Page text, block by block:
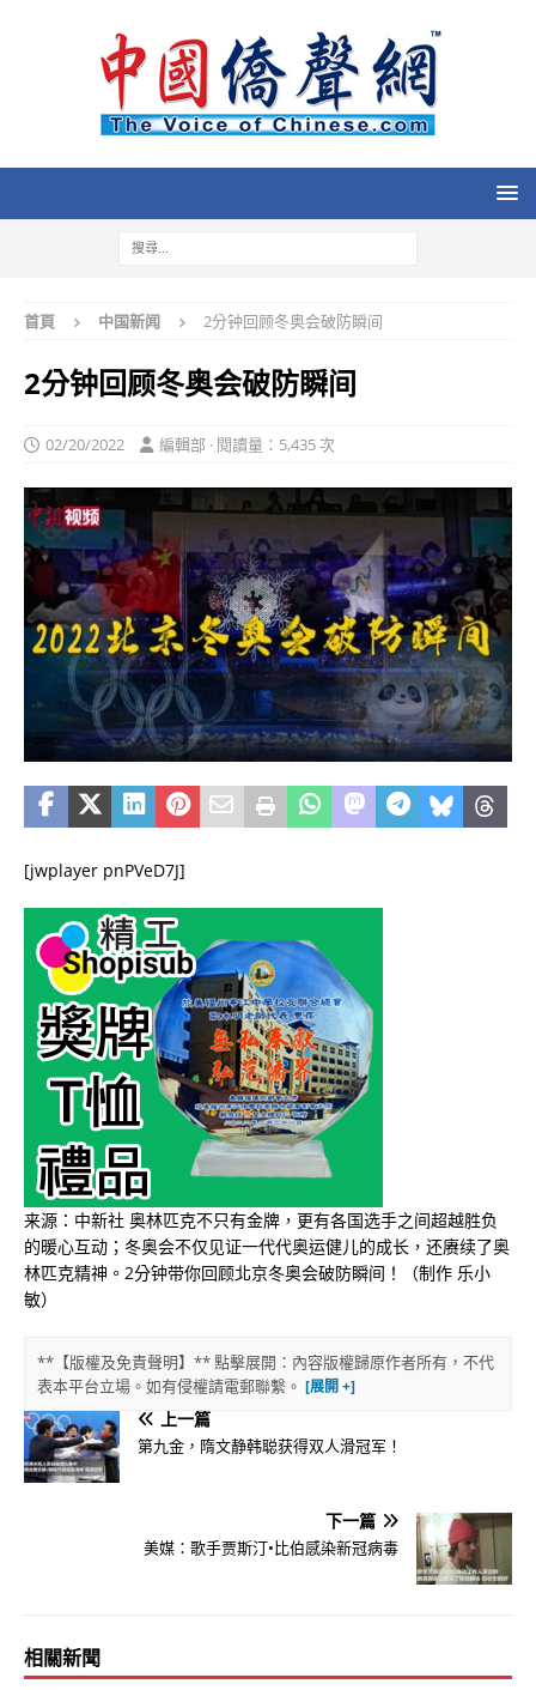
首頁 中国新闻 2分钟回顾冬奥会破防瞬间
2分钟回顾冬奥会破防瞬间
02/20/2022 編輯部 · 閱讀量：5,435 次
[jwplayer pnPVeD7J]
来源：中新社 奥林匹克不只有金牌，更有各国选手之间超越胜负
的暖心互动；冬奥会不仅见证一代代奥运健儿的成长，还赓续了奥
林匹克精神。2分钟带你回顾北京冬奥会破防瞬间！（制作 乐小
敏）
**【版權及免責聲明】** 點擊展開：內容版權歸原作者所有，不代
表本平台立場。如有侵權請電郵聯繫。
上一篇
第九金，隋文静韩聪获得双人滑冠军！
下一篇
美媒：歌手贾斯汀•比伯感染新冠病毒
相關新聞